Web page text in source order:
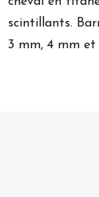
scintillants.
3 mm, 4 mm et